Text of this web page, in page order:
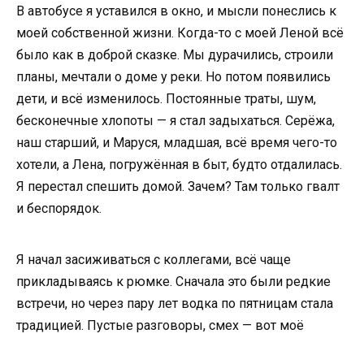
В автобусе я уставился в окно, и мысли понеслись к
моей собственной жизни. Когда-то с моей Леной всё
было как в доброй сказке. Мы дурачились, строили
планы, мечтали о доме у реки. Но потом появились
дети, и всё изменилось. Постоянные траты, шум,
бесконечные хлопоты — я стал задыхаться. Серёжа,
наш старший, и Маруся, младшая, всё время чего-то
хотели, а Лена, погружённая в быт, будто отдалилась.
Я перестал спешить домой. Зачем? Там только гвалт
и беспорядок.
Я начал засиживаться с коллегами, всё чаще
прикладываясь к рюмке. Сначала это были редкие
встречи, но через пару лет водка по пятницам стала
традицией. Пустые разговоры, смех — вот моё